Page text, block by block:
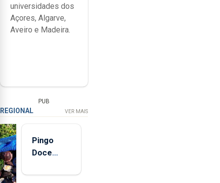
universidades dos
Açores, Algarve,
Aveiro e Madeira.
PUB
REGIONAL VER MAIS
Pingo
Doce
quinta-